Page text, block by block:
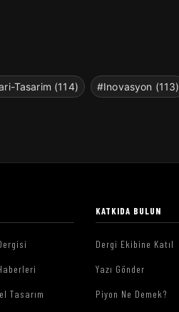
Tasarim (114) #Inovasyon (113)
Tasarım
KATKIDA BULUN
Dergi Ekibine Katıl
Yazı Gönder
Piyon Ne Demek?